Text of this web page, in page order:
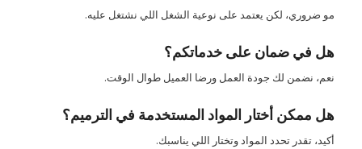
مو ضروري، لكن يعتمد على نوعية الشغل اللي نشتغل عليه.
هل في ضمان على خدماتكم؟
نعم، نضمن لك جودة العمل ورضا العميل طوال الوقت.
هل ممكن أختار المواد المستخدمة في الترميم؟
أكيد، تقدر تحدد المواد وتختار اللي يناسبك.